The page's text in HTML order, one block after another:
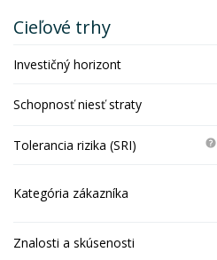
Cieľové trhy
Investičný horizont
Schopnosť niesť straty
Tolerancia rizika (SRI)
Kategória zákazníka
Znalosti a skúsenosti